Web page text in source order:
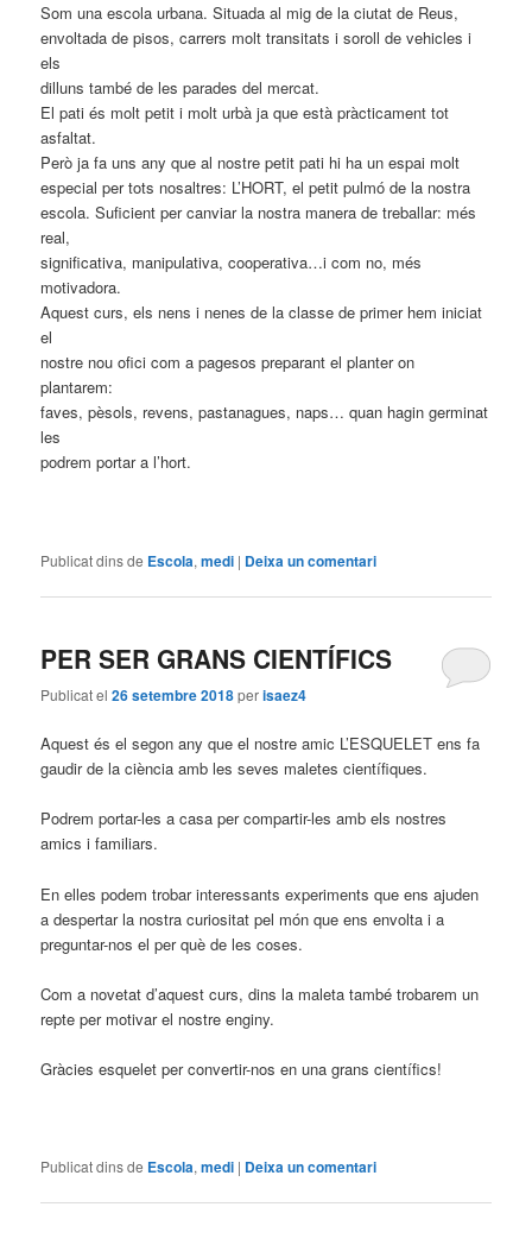
Som una escola urbana. Situada al mig de la ciutat de Reus,
envoltada de pisos, carrers molt transitats i soroll de vehicles i
els
dilluns també de les parades del mercat.
El pati és molt petit i molt urbà ja que està pràcticament tot
asfaltat.
Però ja fa uns any que al nostre petit pati hi ha un espai molt
especial per tots nosaltres: L’HORT, el petit pulmó de la nostra
escola. Suficient per canviar la nostra manera de treballar: més
real,
significativa, manipulativa, cooperativa…i com no, més
motivadora.
Aquest curs, els nens i nenes de la classe de primer hem iniciat
el
nostre nou ofici com a pagesos preparant el planter on
plantarem:
faves, pèsols, revens, pastanagues, naps… quan hagin germinat
les
podrem portar a l’hort.
Publicat dins de Escola,medi | Deixa un comentari
PER SER GRANS CIENTÍFICS
Publicat el26 setembre 2018perisaez4
Aquest és el segon any que el nostre amic L’ESQUELET ens fa
gaudir de la ciència amb les seves maletes científiques.
Podrem portar-les a casa per compartir-les amb els nostres
amics i familiars.
En elles podem trobar interessants experiments que ens ajuden
a despertar la nostra curiositat pel món que ens envolta i a
preguntar-nos el per què de les coses.
Com a novetat d’aquest curs, dins la maleta també trobarem un
repte per motivar el nostre enginy.
Gràcies esquelet per convertir-nos en una grans científics!
Publicat dins de Escola,medi | Deixa un comentari